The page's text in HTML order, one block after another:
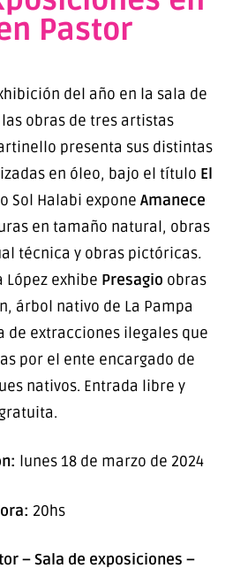
Pastor
del año en la sala de
obras de tres artistas
presenta sus distintas
en óleo, bajo el título El
Sol Halabi expone Amanece
en tamaño natural, obras
técnica y obras pictóricas.
López exhibe Presagio obras
árbol nativo de La Pampa
extracciones ilegales que
por el ente encargado de
nativos. Entrada libre y
lunes 18 de marzo de 2024
20hs
– Sala de exposiciones –